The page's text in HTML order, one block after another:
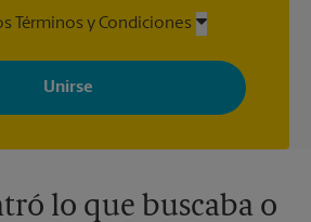
Términos y Condiciones
recibir correos electrónicos de The UPS
especiales, promociones y mensajes
Puede darse de baja en cualquier
información, consulte nuestra política de
lo que buscaba o